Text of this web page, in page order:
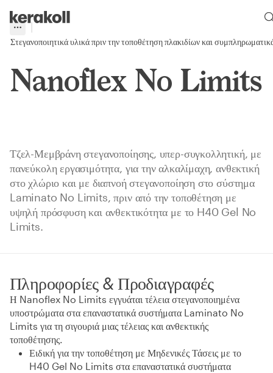
Go to Homepage
More
Toggle menu
Στεγανοποιητικά υλικά πριν την τοποθέτηση πλακιδίων και
Nanoflex No Limits
Τζελ-Μεμβράνη στεγανοποίησης, υπερ-συγκολλητική, με
πανεύκολη εργασιμότητα, για την αλκαλίμαχη, ανθεκτική
στο χλώριο και με διαπνοή στεγανοποίηση στο σύστημα
Laminato No Limits, πριν από την τοποθέτηση με
υψηλή πρόσφυση και ανθεκτικότητα με το H40 Gel No
Limits.
Πληροφορίες & Προδιαγραφές
Η Nanoflex No Limits εγγυάται τέλεια στεγανοποιημένα
υποστρώματα στα επαναστατικά συστήματα Laminato No
Limits για τη σιγουριά μιας τέλειας και ανθεκτικής
τοποθέτησης.
Ειδική για την τοποθέτηση με Μηδενικές Τάσεις με το
H40 Gel No Limits στα επαναστατικά συστήματα